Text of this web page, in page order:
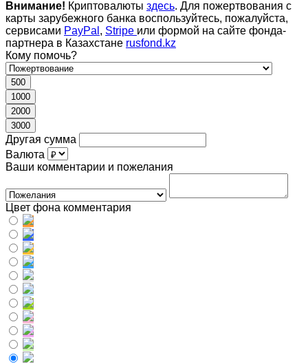
Внимание! Криптовалюты здесь. Для пожертвования с
карты зарубежного банка воспользуйтесь, пожалуйста,
сервисами PayPal , Stripe или формой на сайте фонда-
партнера в Казахстане rusfond.kz
Кому помочь?
500
1000
2000
3000
Другая сумма
Валюта
Ваши комментарии и пожелания
Цвет фона комментария